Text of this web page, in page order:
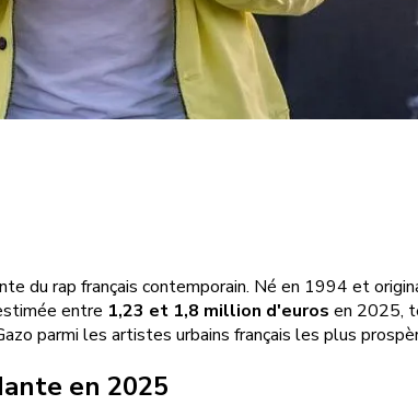
du rap français contemporain. Né en 1994 et
entre 1,23 et 1,8 million d'euros en 2025,
parmi les artistes urbains français les plus
en 2025